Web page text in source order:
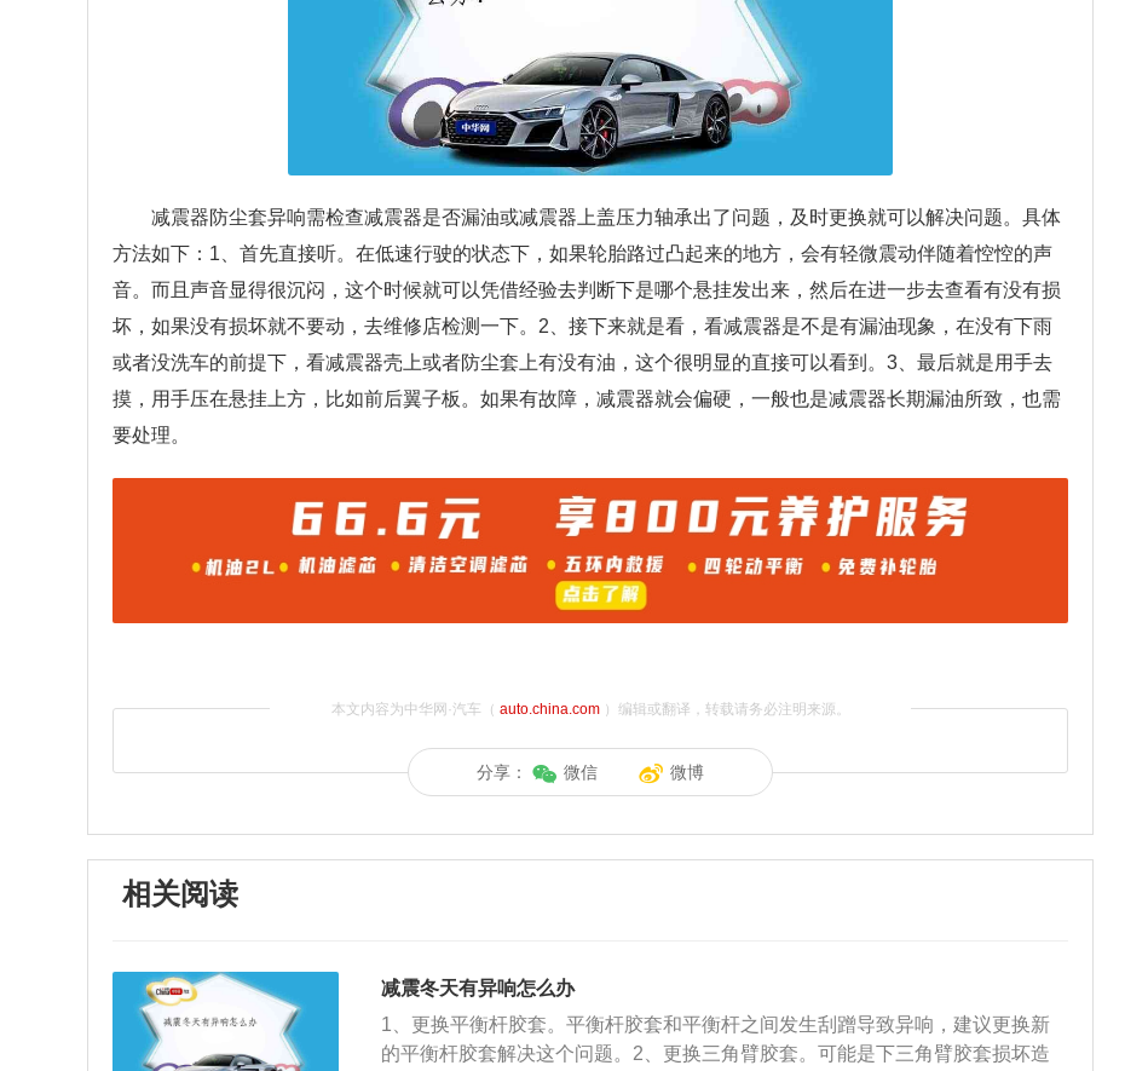
减震器防尘套异响需检查减震器是否漏油或减震器上盖压力轴承出了问题，及时更换就可以解决问题。具体
方法如下：1、首先直接听。在低速行驶的状态下，如果轮胎路过凸起来的地方，会有轻微震动伴随着悾悾的声
音。而且声音显得很沉闷，这个时候就可以凭借经验去判断下是哪个悬挂发出来，然后在进一步去查看有没有损
坏，如果没有损坏就不要动，去维修店检测一下。2、接下来就是看，看减震器是不是有漏油现象，在没有下雨
或者没洗车的前提下，看减震器壳上或者防尘套上有没有油，这个很明显的直接可以看到。3、最后就是用手去
摸，用手压在悬挂上方，比如前后翼子板。如果有故障，减震器就会偏硬，一般也是减震器长期漏油所致，也需
要处理。
本文内容为中华网·汽车（ auto.china.com）编辑或翻译，转载请务必注明来源。
分享： 微信 微博
相关阅读
减震冬天有异响怎么办
1、更换平衡杆胶套。平衡杆胶套和平衡杆之间发生刮蹭导致异响，建议更换新
的平衡杆胶套解决这个问题。2、更换三角臂胶套。可能是下三角臂胶套损坏造